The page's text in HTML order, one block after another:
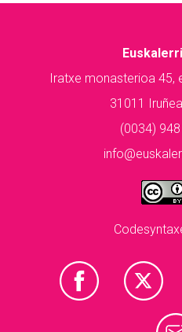
Iratxe monasterioa 45,
31011
(0034)